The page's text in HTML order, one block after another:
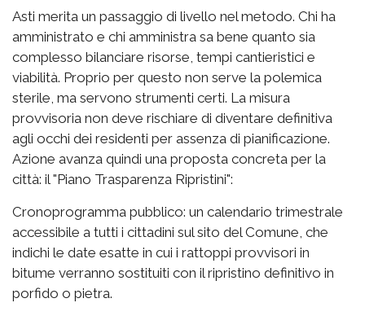
Asti merita un passaggio di livello nel metodo. Chi ha
amministrato e chi amministra sa bene quanto sia
complesso bilanciare risorse, tempi cantieristici e
viabilità. Proprio per questo non serve la polemica
sterile, ma servono strumenti certi. La misura
provvisoria non deve rischiare di diventare definitiva
agli occhi dei residenti per assenza di pianificazione.
Azione avanza quindi una proposta concreta per la
città: il "Piano Trasparenza Ripristini":
Cronoprogramma pubblico: un calendario trimestrale
accessibile a tutti i cittadini sul sito del Comune, che
indichi le date esatte in cui i rattoppi provvisori in
bitume verranno sostituiti con il ripristino definitivo in
porfido o pietra.